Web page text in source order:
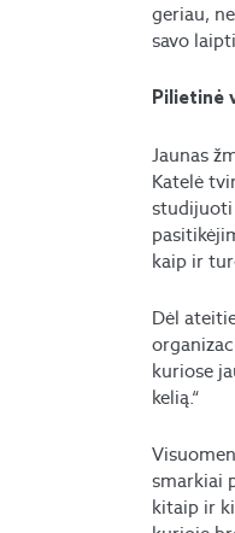
geriau,
savo
Pilietinė
Jaunas
Katelė
studijuoti
kaip ir
Dėl
kuriose
kelią.“
smarkiai
kitaip ir